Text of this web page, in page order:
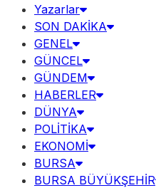
Yazarlar
SON DAKİKA
GENEL
GÜNCEL
GÜNDEM
HABERLER
DÜNYA
POLİTİKA
EKONOMİ
BURSA
BURSA BÜYÜKŞEHİR